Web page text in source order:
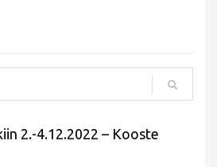
2.-4.12.2022 – Kooste